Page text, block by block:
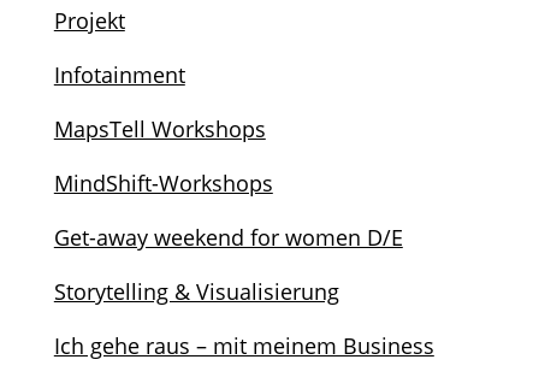
Projekt
Infotainment
MapsTell Workshops
MindShift-Workshops
Get-away weekend for women D/E
Storytelling & Visualisierung
Ich gehe raus – mit meinem Business